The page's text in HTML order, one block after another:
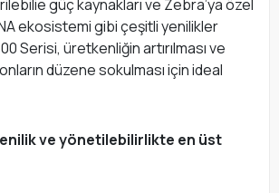
güç kaynakları ve Zebra’ya özel
ekosistemi gibi çeşitli yenilikler
Serisi, üretkenliğin artırılması ve
düzene sokulması için ideal
ve yönetilebilirlikte en üst